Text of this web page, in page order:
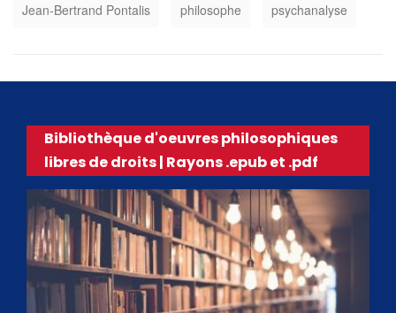
Jean-Bertrand Pontalis philosophe psychanalyse
Bibliothèque d'oeuvres philosophiques
libres de droits | Rayons .epub et .pdf